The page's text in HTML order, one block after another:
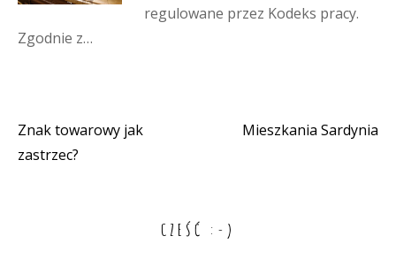
regulowane przez Kodeks pracy.
Zgodnie z…
Nawigacja
Znak towarowy jak
zastrzec?
Mieszkania Sardynia
CZEŚĆ :-)